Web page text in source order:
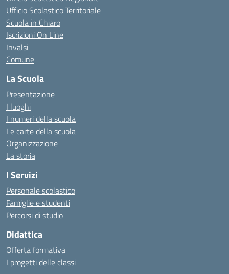
Ufficio Scolastico Territoriale
Scuola in Chiaro
Iscrizioni On Line
Invalsi
Comune
La Scuola
Presentazione
I luoghi
I numeri della scuola
Le carte della scuola
Organizzazione
La storia
I Servizi
Personale scolastico
Famiglie e studenti
Percorsi di studio
Didattica
Offerta formativa
I progetti delle classi